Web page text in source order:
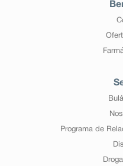
Programa de